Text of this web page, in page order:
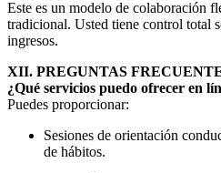
Este es un modelo de colaboración
tradicional. Usted tiene control total
ingresos.
XII. PREGUNTAS
¿Qué servicios puedo ofrecer en
Puedes proporcionar:
Sesiones de orientación
de hábitos.